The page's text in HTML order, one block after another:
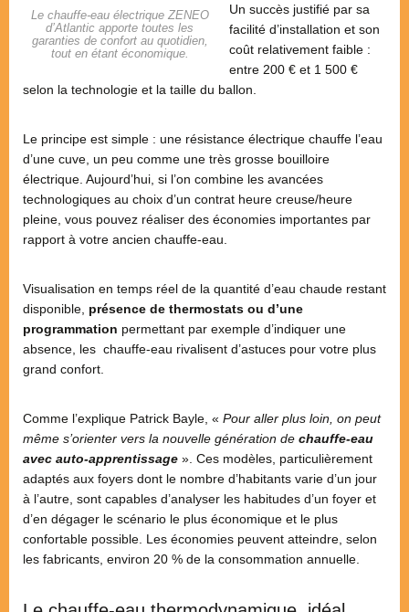
Le chauffe-eau électrique ZENEO
d’Atlantic apporte toutes les
garanties de confort au quotidien,
tout en étant économique.
Un succès justifié par sa
facilité d’installation et son
coût relativement faible :
entre 200 € et 1 500 €
selon la technologie et la taille du ballon.
Le principe est simple : une résistance électrique chauffe l’eau
d’une cuve, un peu comme une très grosse bouilloire
électrique. Aujourd’hui, si l’on combine les avancées
technologiques au choix d’un contrat heure creuse/heure
pleine, vous pouvez réaliser des économies importantes par
rapport à votre ancien chauffe-eau.
Visualisation en temps réel de la quantité d’eau chaude restant
disponible, présence de thermostats ou d’une
programmation permettant par exemple d’indiquer une
absence, les chauffe-eau rivalisent d’astuces pour votre plus
grand confort.
Comme l’explique Patrick Bayle, « Pour aller plus loin, on peut
même s’orienter vers la nouvelle génération de chauffe-eau
avec auto-apprentissage ». Ces modèles, particulièrement
adaptés aux foyers dont le nombre d’habitants varie d’un jour
à l’autre, sont capables d’analyser les habitudes d’un foyer et
d’en dégager le scénario le plus économique et le plus
confortable possible. Les économies peuvent atteindre, selon
les fabricants, environ 20 % de la consommation annuelle.